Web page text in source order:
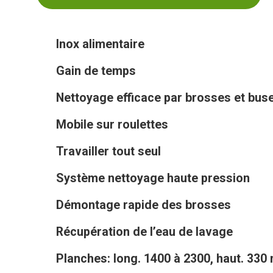
Inox alimentaire
Gain de temps
Nettoyage efficace par brosses et
Mobile sur roulettes
Travailler tout seul
Système nettoyage haute pression
Démontage rapide des brosses
Récupération de l’eau de lavage
Planches: long. 1400 à 2300, haut. 330